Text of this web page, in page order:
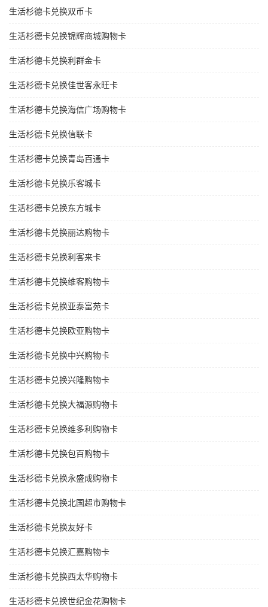
生活杉德卡兑换双币卡
生活杉德卡兑换锦辉商城购物卡
生活杉德卡兑换利群金卡
生活杉德卡兑换佳世客永旺卡
生活杉德卡兑换海信广场购物卡
生活杉德卡兑换信联卡
生活杉德卡兑换青岛百通卡
生活杉德卡兑换乐客城卡
生活杉德卡兑换东方城卡
生活杉德卡兑换丽达购物卡
生活杉德卡兑换利客来卡
生活杉德卡兑换维客购物卡
生活杉德卡兑换亚泰富苑卡
生活杉德卡兑换欧亚购物卡
生活杉德卡兑换中兴购物卡
生活杉德卡兑换兴隆购物卡
生活杉德卡兑换大福源购物卡
生活杉德卡兑换维多利购物卡
生活杉德卡兑换包百购物卡
生活杉德卡兑换永盛成购物卡
生活杉德卡兑换北国超市购物卡
生活杉德卡兑换友好卡
生活杉德卡兑换汇嘉购物卡
生活杉德卡兑换西太华购物卡
生活杉德卡兑换世纪金花购物卡